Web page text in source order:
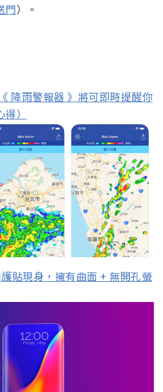
門）。
降雨警報器 》將可即時提醒你
）
貼現身，擁有曲面 + 無開孔螢